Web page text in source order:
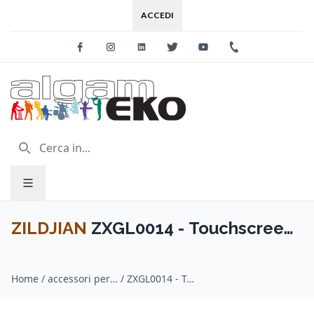
ACCEDI
FacebookInstagramLinkedinTwitter Youtube
ZILDJIAN ZXGL0014 - Touchscreen
Home / accessori per batterie / ZILDJIAN / ZXGL0014 - Touchscreen Drum Gloves XL